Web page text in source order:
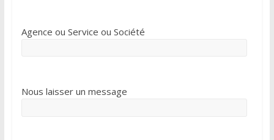
Agence ou Service ou Société
Nous laisser un message